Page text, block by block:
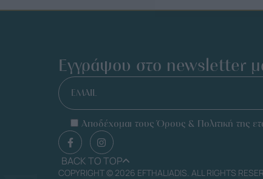
Εγγράψου στο newsletter
EMAIL
Αποδέχομαι τους Όρους & Πολιτική της
BACK TO TOP
COPYRIGHT © 2026 EFTHALIADIS. ALL RIGHTS